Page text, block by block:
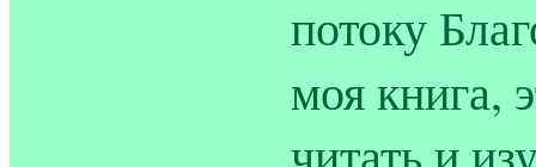
потоку
моя книга,
читать и